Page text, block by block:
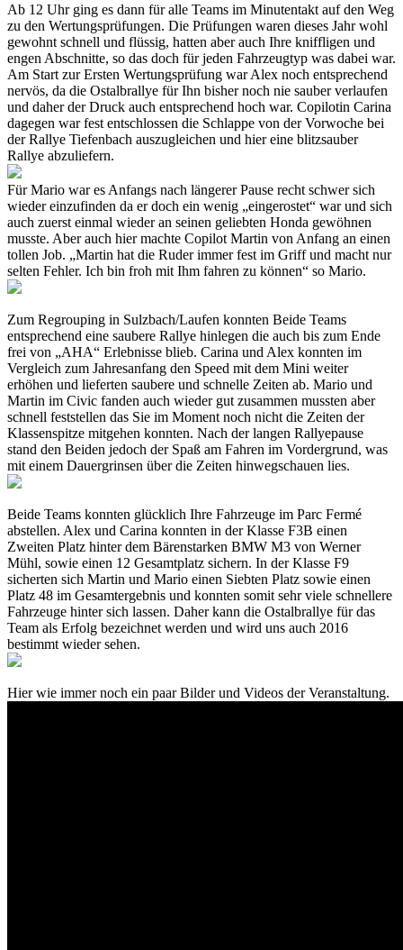
Ab 12 Uhr ging es dann für alle Teams im Minutentakt auf den Weg
zu den Wertungsprüfungen. Die Prüfungen waren dieses Jahr wohl
gewohnt schnell und flüssig, hatten aber auch Ihre kniffligen und
engen Abschnitte, so das doch für jeden Fahrzeugtyp was dabei war.
Am Start zur Ersten Wertungsprüfung war Alex noch entsprechend
nervös, da die Ostalbrallye für Ihn bisher noch nie sauber verlaufen
und daher der Druck auch entsprechend hoch war. Copilotin Carina
dagegen war fest entschlossen die Schlappe von der Vorwoche bei
der Rallye Tiefenbach auszugleichen und hier eine blitzsauber
Rallye abzuliefern.
Für Mario war es Anfangs nach längerer Pause recht schwer sich
wieder einzufinden da er doch ein wenig „eingerostet“ war und sich
auch zuerst einmal wieder an seinen geliebten Honda gewöhnen
musste. Aber auch hier machte Copilot Martin von Anfang an einen
tollen Job. „Martin hat die Ruder immer fest im Griff und macht nur
selten Fehler. Ich bin froh mit Ihm fahren zu können“ so Mario.
Zum Regrouping in Sulzbach/Laufen konnten Beide Teams
entsprechend eine saubere Rallye hinlegen die auch bis zum Ende
frei von „AHA“ Erlebnisse blieb. Carina und Alex konnten im
Vergleich zum Jahresanfang den Speed mit dem Mini weiter
erhöhen und lieferten saubere und schnelle Zeiten ab. Mario und
Martin im Civic fanden auch wieder gut zusammen mussten aber
schnell feststellen das Sie im Moment noch nicht die Zeiten der
Klassenspitze mitgehen konnten. Nach der langen Rallyepause
stand den Beiden jedoch der Spaß am Fahren im Vordergrund, was
mit einem Dauergrinsen über die Zeiten hinwegschauen lies.
Beide Teams konnten glücklich Ihre Fahrzeuge im Parc Fermé
abstellen. Alex und Carina konnten in der Klasse F3B einen
Zweiten Platz hinter dem Bärenstarken BMW M3 von Werner
Mühl, sowie einen 12 Gesamtplatz sichern. In der Klasse F9
sicherten sich Martin und Mario einen Siebten Platz sowie einen
Platz 48 im Gesamtergebnis und konnten somit sehr viele schnellere
Fahrzeuge hinter sich lassen. Daher kann die Ostalbrallye für das
Team als Erfolg bezeichnet werden und wird uns auch 2016
bestimmt wieder sehen.
Hier wie immer noch ein paar Bilder und Videos der Veranstaltung.